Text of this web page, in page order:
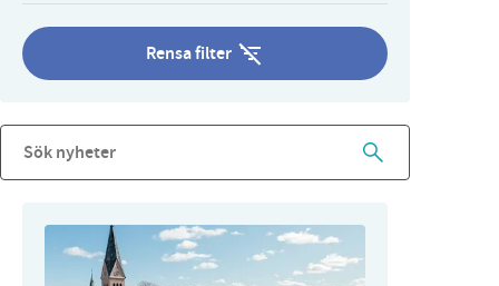
Rensa filter